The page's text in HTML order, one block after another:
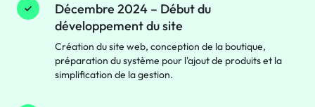
Décembre 2024 – Début du
développement du site
Création du site web, conception de la boutique,
préparation du système pour l'ajout de produits et la
simplification de la gestion.